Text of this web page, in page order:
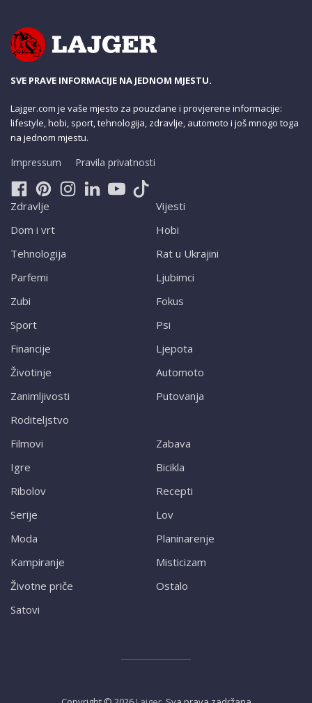
SVE PRAVE INFORMACIJE NA JEDNOM MJESTU.
Lajger.com je vaše mjesto za pouzdane i provjerene informacije:
lifestyle, hobi, sport, tehnologija, zdravlje, automoto i još mnogo toga
na jednom mjestu.
Impressum Pravila privatnosti
Zdravlje
Dom i vrt
Tehnologija
Parfemi
Zubi
Sport
Financije
Životinje
Zanimljivosti
Roditeljstvo
Vijesti
Hobi
Rat u Ukrajini
Ljubimci
Fokus
Psi
Ljepota
Automoto
Putovanja
Filmovi
Igre
Ribolov
Serije
Moda
Kampiranje
Životne priče
Satovi
Zabava
Bicikla
Recepti
Lov
Planinarenje
Misticizam
Ostalo